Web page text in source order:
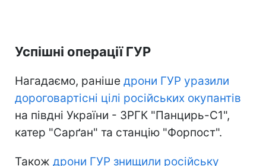
Успішні операції ГУР
Нагадаємо, раніше дрони ГУР уразили
дороговартісні цілі російських окупантів
на півдні України - ЗРГК "Панцирь-С1",
катер "Сарґан" та станцію "Форпост".
Також дрони ГУР знищили російську